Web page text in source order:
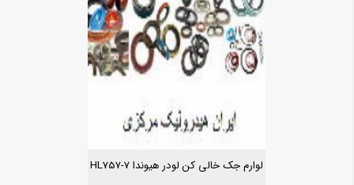
لوارم جک خالی کن لودر هیوندا HL757-7